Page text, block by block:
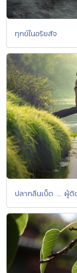
ทุกข์ในอริยสัจ
ปลากลืนเบ็ด ... ผู้ติ